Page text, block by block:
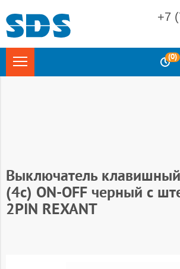
+7
(0)
Выключатель
(4с) ON-OFF черный с
2PIN REXANT